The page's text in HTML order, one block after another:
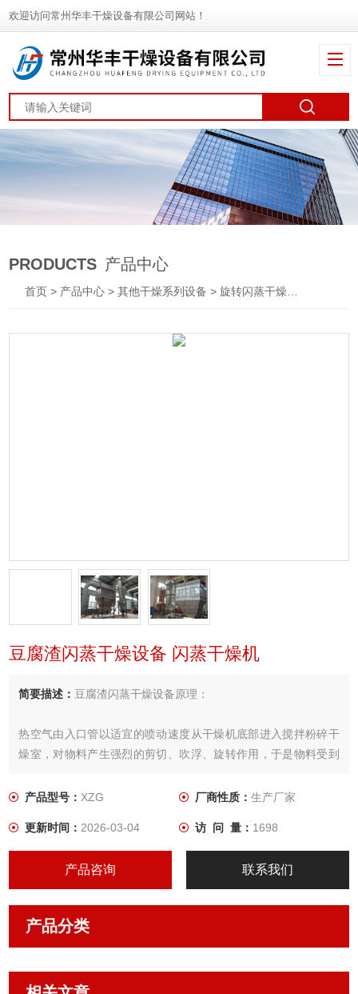
欢迎访问常州华丰干燥设备有限公司网站！
PRODUCTS 产品中心
首页> 产品中心 >其他干燥系列设备 >旋转闪蒸干燥机
豆腐渣闪蒸干燥设备 闪蒸干燥机
简要描述：豆腐渣闪蒸干燥设备原理：
热空气由入口管以适宜的喷动速度从干燥机底部进入搅拌粉碎干
燥室，对物料产生强烈的剪切、吹浮、旋转作用，于是物料受到
产品型号：XZG 厂商性质： 生产厂家
更新时间：2026-03-04 访 问 量： 1698
产品咨询 联系我们
产品分类